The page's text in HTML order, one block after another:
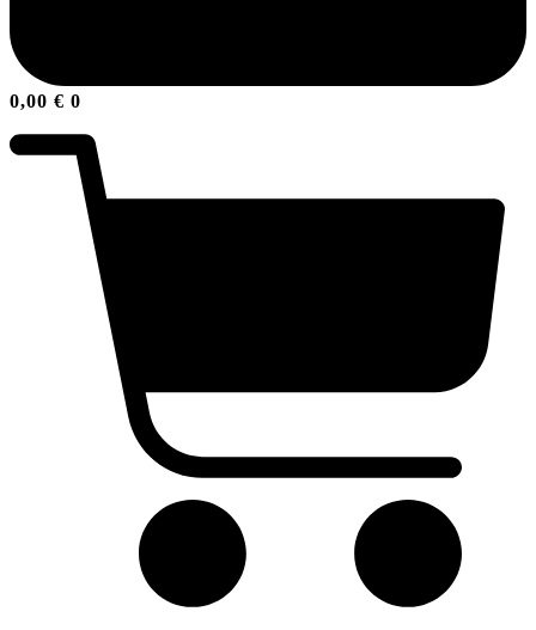
0,00 € 0